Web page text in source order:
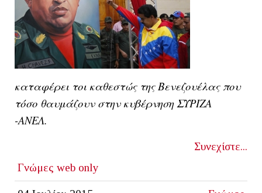
καταφέρει τοι καθεστώς της Βενεζουέλας που
τόσο θαυμάζουν στην κυβέρνηση ΣΥΡΙΖΑ
-ΑΝΕΛ.
Συνεχίστε...
Γνώμες web only